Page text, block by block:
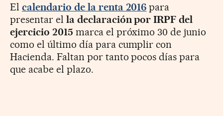
El calendario de la renta 2016 para
presentar el la declaración porIRPF del
ejercicio 2015 marca el próximo 30 de junio
como el último día para cumplir con
Hacienda. Faltan por tanto pocos días para
que acabe el plazo.